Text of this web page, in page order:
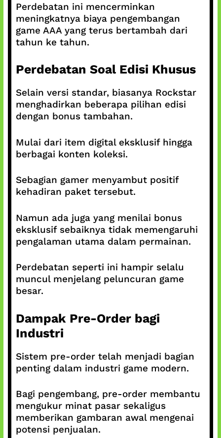
Perdebatan ini mencerminkan
meningkatnya biaya pengembangan
game AAA yang terus bertambah dari
tahun ke tahun.
Perdebatan Soal Edisi Khusus
Selain versi standar, biasanya Rockstar
menghadirkan beberapa pilihan edisi
dengan bonus tambahan.
Mulai dari item digital eksklusif hingga
berbagai konten koleksi.
Sebagian gamer menyambut positif
kehadiran paket tersebut.
Namun ada juga yang menilai bonus
eksklusif sebaiknya tidak memengaruhi
pengalaman utama dalam permainan.
Perdebatan seperti ini hampir selalu
muncul menjelang peluncuran game
besar.
Dampak Pre-Order bagi
Industri
Sistem pre-order telah menjadi bagian
penting dalam industri game modern.
Bagi pengembang, pre-order membantu
mengukur minat pasar sekaligus
memberikan gambaran awal mengenai
potensi penjualan.